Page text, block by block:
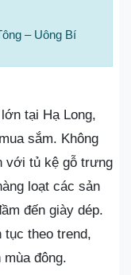
– Uông Bí
tại Hạ Long,
sắm. Không
với tủ kệ gỗ trưng
loạt các sản
đến giày dép.
tục theo trend,
đông.